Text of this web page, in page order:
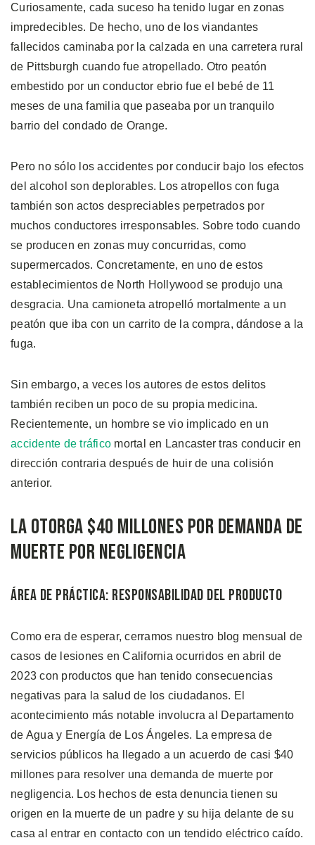
Curiosamente, cada suceso ha tenido lugar en zonas
impredecibles. De hecho, uno de los viandantes
fallecidos caminaba por la calzada en una carretera rural
de Pittsburgh cuando fue atropellado. Otro peatón
embestido por un conductor ebrio fue el bebé de 11
meses de una familia que paseaba por un tranquilo
barrio del condado de Orange.
Pero no sólo los accidentes por conducir bajo los efectos
del alcohol son deplorables. Los atropellos con fuga
también son actos despreciables perpetrados por
muchos conductores irresponsables. Sobre todo cuando
se producen en zonas muy concurridas, como
supermercados. Concretamente, en uno de estos
establecimientos de North Hollywood se produjo una
desgracia. Una camioneta atropelló mortalmente a un
peatón que iba con un carrito de la compra, dándose a la
fuga.
Sin embargo, a veces los autores de estos delitos
también reciben un poco de su propia medicina.
Recientemente, un hombre se vio implicado en un
accidente de tráfico mortal en Lancaster tras conducir en
dirección contraria después de huir de una colisión
anterior.
LA Otorga $40 Millones por Demanda de
Muerte por Negligencia
Área de Práctica: Responsabilidad del Producto
Como era de esperar, cerramos nuestro blog mensual de
casos de lesiones en California ocurridos en abril de
2023 con productos que han tenido consecuencias
negativas para la salud de los ciudadanos. El
acontecimiento más notable involucra al Departamento
de Agua y Energía de Los Ángeles. La empresa de
servicios públicos ha llegado a un acuerdo de casi $40
millones para resolver una demanda de muerte por
negligencia. Los hechos de esta denuncia tienen su
origen en la muerte de un padre y su hija delante de su
casa al entrar en contacto con un tendido eléctrico caído.